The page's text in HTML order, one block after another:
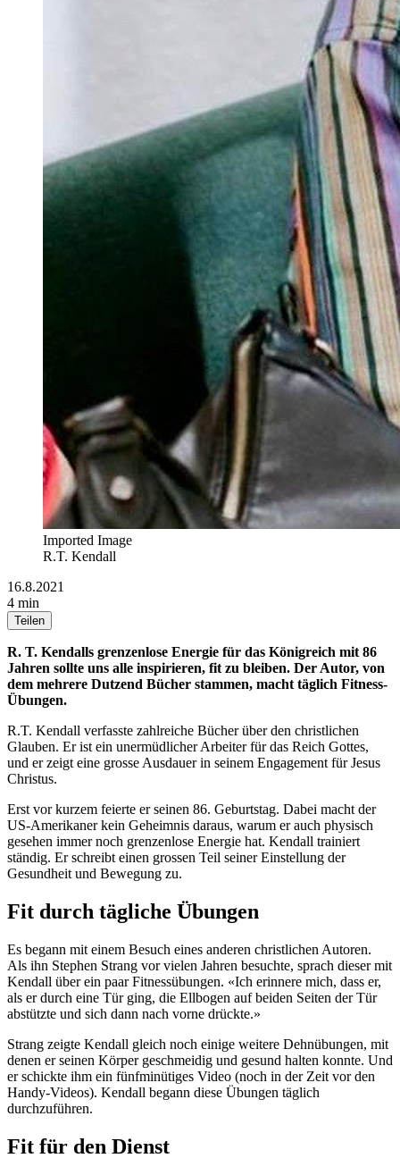
Imported Image
R.T. Kendall
16.8.2021
4 min
Teilen
R. T. Kendalls grenzenlose Energie für das Königreich mit 86
Jahren sollte uns alle inspirieren, fit zu bleiben. Der Autor, von
dem mehrere Dutzend Bücher stammen, macht täglich Fitness-
Übungen.
R.T. Kendall verfasste zahlreiche Bücher über den christlichen
Glauben. Er ist ein unermüdlicher Arbeiter für das Reich Gottes,
und er zeigt eine grosse Ausdauer in seinem Engagement für Jesus
Christus.
Erst vor kurzem feierte er seinen 86. Geburtstag. Dabei macht der
US-Amerikaner kein Geheimnis daraus, warum er auch physisch
gesehen immer noch grenzenlose Energie hat. Kendall trainiert
ständig. Er schreibt einen grossen Teil seiner Einstellung der
Gesundheit und Bewegung zu.
Fit durch tägliche Übungen
Es begann mit einem Besuch eines anderen christlichen Autoren.
Als ihn Stephen Strang vor vielen Jahren besuchte, sprach dieser mit
Kendall über ein paar Fitnessübungen. «Ich erinnere mich, dass er,
als er durch eine Tür ging, die Ellbogen auf beiden Seiten der Tür
abstützte und sich dann nach vorne drückte.»
Strang zeigte Kendall gleich noch einige weitere Dehnübungen, mit
denen er seinen Körper geschmeidig und gesund halten konnte. Und
er schickte ihm ein fünfminütiges Video (noch in der Zeit vor den
Handy-Videos). Kendall begann diese Übungen täglich
durchzuführen.
Fit für den Dienst